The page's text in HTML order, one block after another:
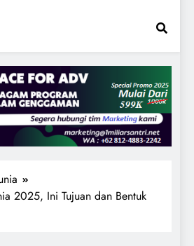
2025, Ini Tujuan dan Bentuk